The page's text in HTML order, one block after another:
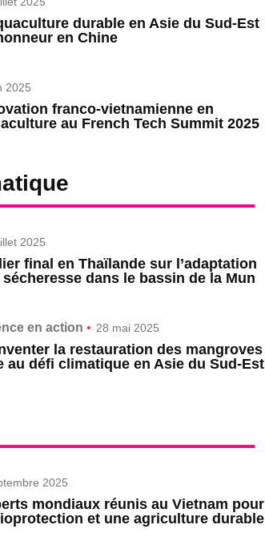
durable en Asie du Sud-Est
en Chine
2025
franco-vietnamienne en
au French Tech Summit 2025
2025
final en Thaïlande sur l’adaptation
sécheresse dans le bassin de la Mun
en action • 28 mai 2025
la restauration des mangroves
au défi climatique en Asie du Sud-Est
2025
mondiaux réunis au Vietnam pour
et une agriculture durable